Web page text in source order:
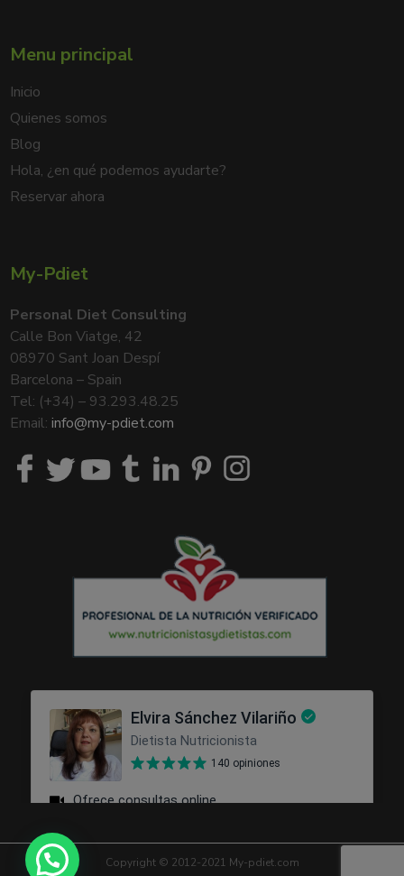
Menu principal
Inicio
Quienes somos
Blog
Hola, ¿en qué podemos ayudarte?
Reservar ahora
My-Pdiet
Personal Diet Consulting
Calle Bon Viatge, 42
08970 Sant Joan Despí
Barcelona – Spain
Tel: (+34) – 93.293.48.25
Email:info@my-pdiet.com
Copyright © 2012-2021 My-pdiet.com